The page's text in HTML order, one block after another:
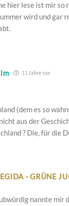
hier lese ist mir so
wird und gar
11 Jahre vor
(dem es so
aus der
? Die, für die
- GRÜNE
nannte mir